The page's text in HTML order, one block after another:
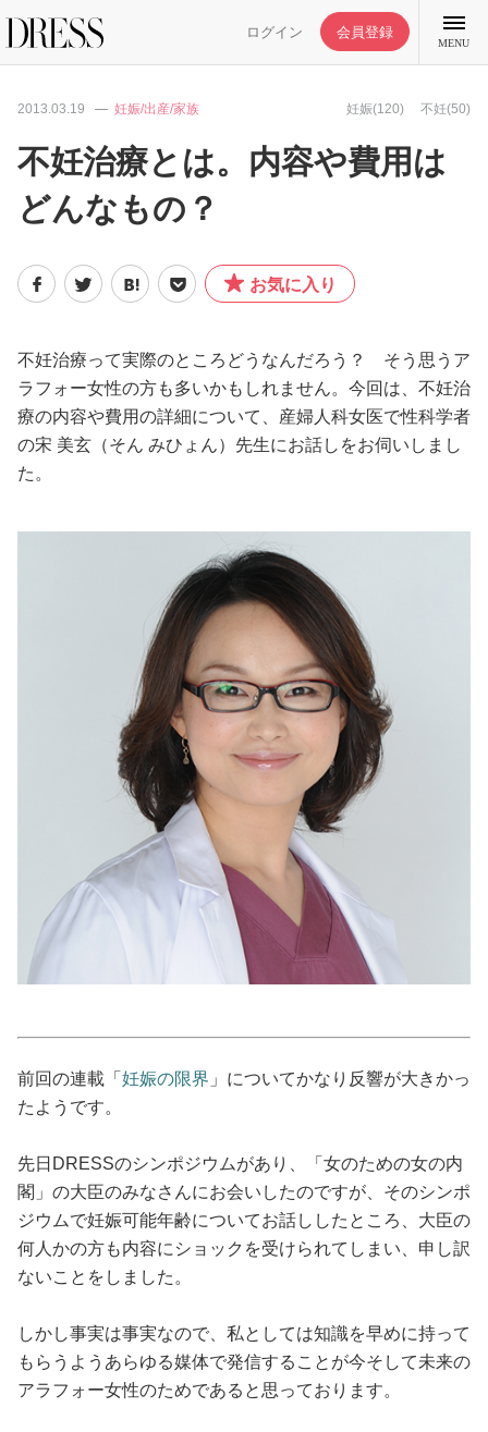
ログイン 会員登録
MENU
特集記事
DRESS部活
ファッション
美容/健康
ワークスタイル
妊娠/出産/家族
ココロ/カラダ
グルメ
トラベル
カルチャー/エンタメ
性と愛
ゲーム
2013.03.19 妊娠/出産/家族 妊娠(120) 不妊(50)
不妊治療とは。内容や費用は
どんなもの？
お気に入り
不妊治療って実際のところどうなんだろう？ そう思うア
ラフォー女性の方も多いかもしれません。今回は、不妊治
療の内容や費用の詳細について、産婦人科女医で性科学者
の宋 美玄（そん みひょん）先生にお話しをお伺いしまし
た。
前回の連載「 妊娠の限界 」についてかなり反響が大きかっ
たようです。
先日DRESSのシンポジウムがあり、「女のための女の内
閣」の大臣のみなさんにお会いしたのですが、そのシンポ
ジウムで妊娠可能年齢についてお話ししたところ、大臣の
何人かの方も内容にショックを受けられてしまい、申し訳
ないことをしました。
しかし事実は事実なので、私としては知識を早めに持って
もらうようあらゆる媒体で発信することが今そして未来の
アラフォー女性のためであると思っております。